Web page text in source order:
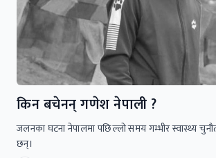
किन बचेनन् गणेश नेपाली ?
जलनका घटना नेपालमा पछिल्लो समय गम्भीर स्वास्थ्य
छन्।